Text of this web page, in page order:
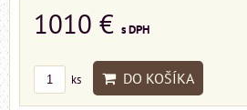
1010 € s DPH
ks DO KOŠÍKA